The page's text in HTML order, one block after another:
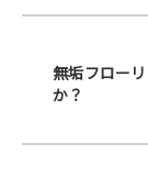
無垢フロー
か？